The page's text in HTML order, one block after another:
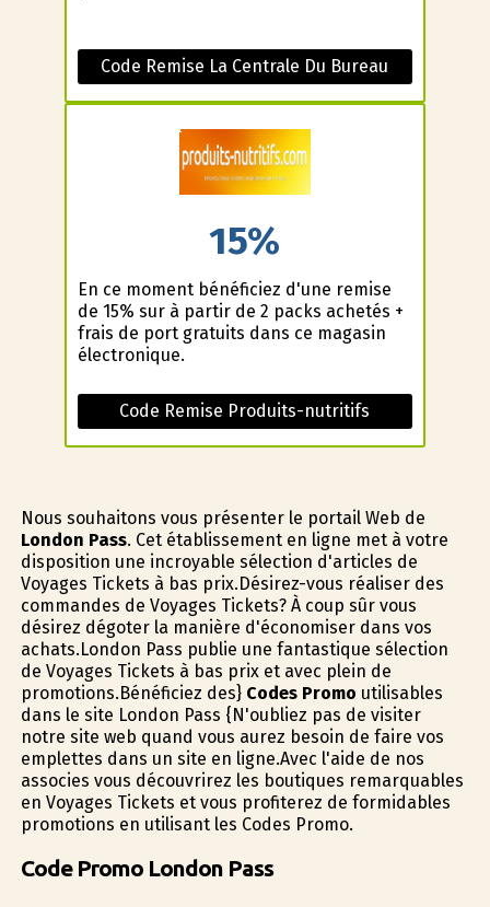
Code Remise La Centrale Du Bureau
15%
En ce moment bénéficiez d'une remise
de 15% sur à partir de 2 packs achetés +
frais de port gratuits dans ce magasin
électronique.
Code Remise Produits-nutritifs
Nous souhaitons vous présenter le portail Web de
London Pass. Cet établissement en ligne met à votre
disposition une incroyable sélection d'articles de
Voyages Tickets à bas prix.Désirez-vous réaliser des
commandes de Voyages Tickets? À coup sûr vous
désirez dégoter la manière d'économiser dans vos
achats.London Pass publie une fantastique sélection
de Voyages Tickets à bas prix et avec plein de
promotions.Bénéficiez des} Codes Promo utilisables
dans le site London Pass {N'oubliez pas de visiter
notre site web quand vous aurez besoin de faire vos
emplettes dans un site en ligne.Avec l'aide de nos
associes vous découvrirez les boutiques remarquables
en Voyages Tickets et vous profiterez de formidables
promotions en utilisant les Codes Promo.
Code Promo London Pass